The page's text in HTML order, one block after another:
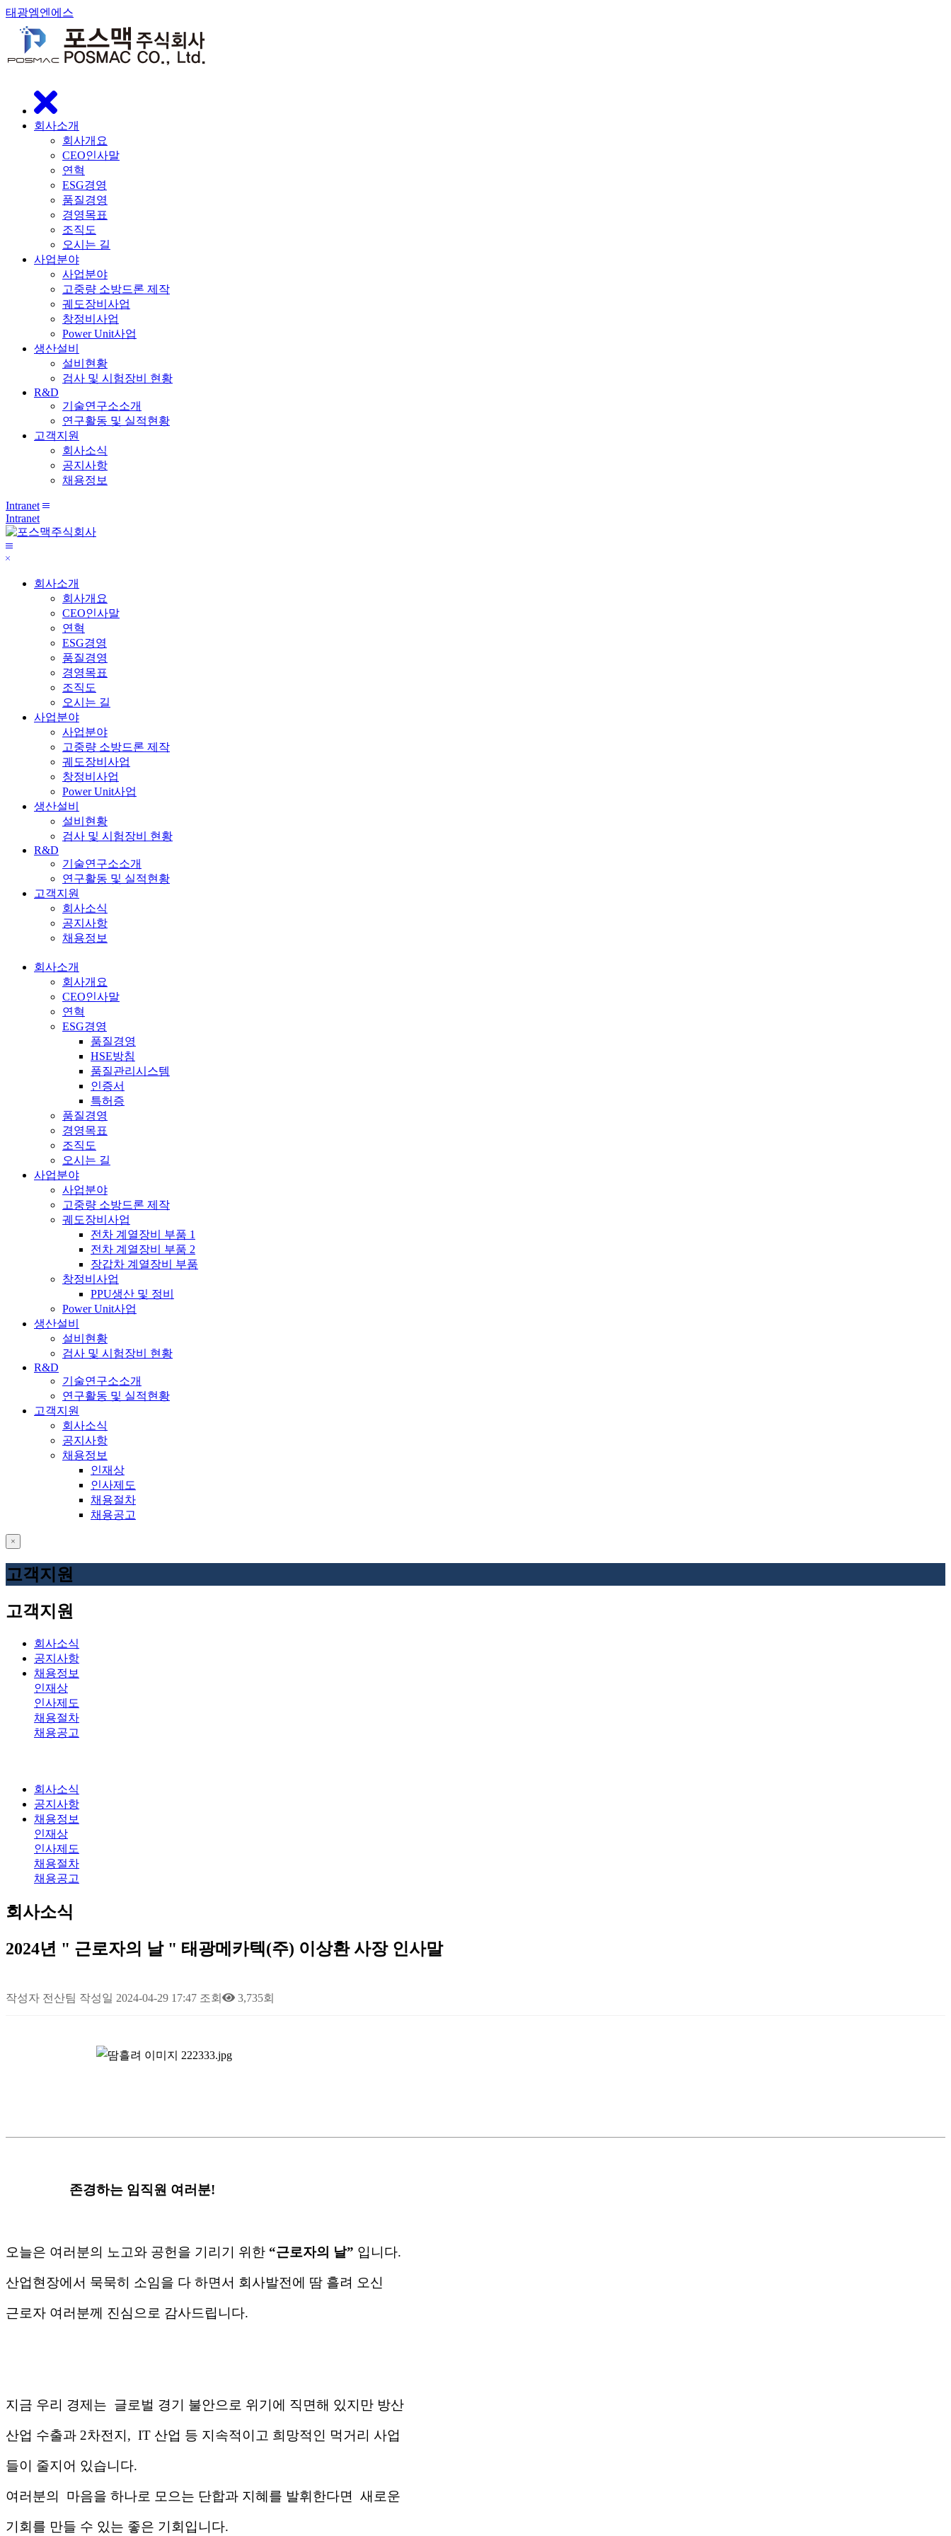
태광엠엔에스
닫
기
회사소개
회사개요
CEO인사말
연혁
ESG경영
품질경영
경영목표
조직도
오시는 길
사업분야
사업분야
고중량 소방드론 제작
궤도장비사업
창정비사업
Power Unit사업
생산설비
설비현황
검사 및 시험장비 현황
R&D
기술연구소소개
연구활동 및 실적현황
고객지원
회사소식
공지사항
채용정보
Intranet
전
메
Intranet
메
닫
회사소개
회사개요
CEO인사말
연혁
ESG경영
품질경영
경영목표
조직도
오시는 길
사업분야
사업분야
고중량 소방드론 제작
궤도장비사업
창정비사업
Power Unit사업
생산설비
설비현황
검사 및 시험장비 현황
R&D
기술연구소소개
연구활동 및 실적현황
고객지원
회사소식
공지사항
채용정보
회사소개
회사개요
CEO인사말
연혁
ESG경영
품질경영
HSE방침
품질관리시스템
인증서
특허증
품질경영
경영목표
조직도
오시는 길
사업분야
사업분야
고중량 소방드론 제작
궤도장비사업
전차 계열장비 부품 1
전차 계열장비 부품 2
장갑차 계열장비 부품
창정비사업
PPU생산 및 정비
Power Unit사업
생산설비
설비현황
검사 및 시험장비 현황
R&D
기술연구소소개
연구활동 및 실적현황
고객지원
회사소식
공지사항
채용정보
인재상
인사제도
채용절차
채용공고
close
고객지원
고객지원
회사소식
공지사항
채용정보
인재상
인사제도
채용절차
채용공고
회사소식
공지사항
채용정보
인재상
인사제도
채용절차
채용공고
회사소식
2024년 " 근로자의 날 " 태광메카텍(주) 이상환 사장 인사말
작성자 전산팀 작성일 2024-04-29 17:47 조회 3,735회
존경하는 임직원 여러분!
오늘은 여러분의 노고와 공헌을 기리기 위한 “근로자의 날” 입니다.
산업현장에서 묵묵히 소임을 다 하면서 회사발전에 땀 흘려 오신
근로자 여러분께 진심으로 감사드립니다.
지금 우리 경제는 글로벌 경기 불안으로 위기에 직면해 있지만 방산
산업 수출과 2차전지, IT 산업 등 지속적이고 희망적인 먹거리 사업
들이 줄지어 있습니다.
여러분의 마음을 하나로 모으는 단합과 지혜를 발휘한다면 새로운
기회를 만들 수 있는 좋은 기회입니다.